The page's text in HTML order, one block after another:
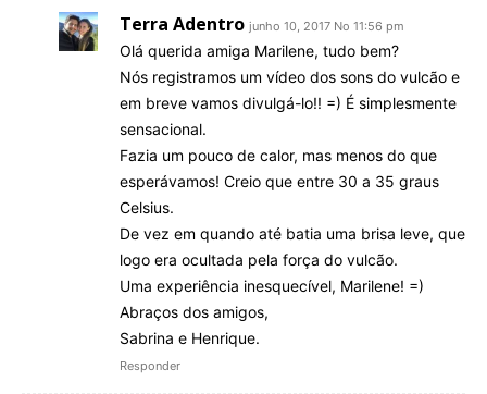
Terra Adentro junho 10, 2017 No 11:56 pm
Olá querida amiga Marilene, tudo bem?
Nós registramos um vídeo dos sons do vulcão e
em breve vamos divulgá-lo!! =) É simplesmente
sensacional.
Fazia um pouco de calor, mas menos do que
esperávamos! Creio que entre 30 a 35 graus
Celsius.
De vez em quando até batia uma brisa leve, que
logo era ocultada pela força do vulcão.
Uma experiência inesquecível, Marilene! =)
Abraços dos amigos,
Sabrina e Henrique.
Responder